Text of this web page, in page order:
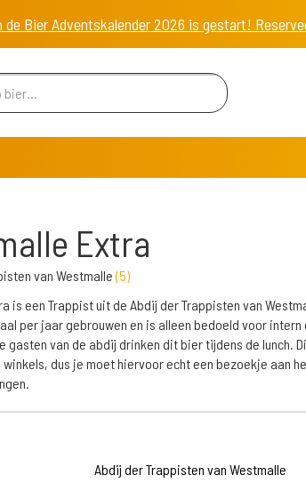
de Bier Adventskalender 2026 is gestart!
Extra
van Westmalle(5)
is een Trappist uit de Abdij der Trappisten van
per jaar gebrouwen en is alleen bedoeld voor intern
gasten van de abdij drinken dit bier tijdens de lunch.
dus je moet hiervoor echt een bezoekje aan
Abdij der Trappisten van Westmalle